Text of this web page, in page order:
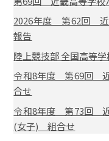
2026年度 第62回 近
報告
陸上競技部 全国高等
令和8年度 第69回
合せ
令和8年度 第73回 近
(女子) 組合せ